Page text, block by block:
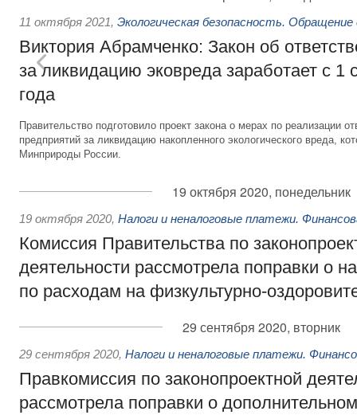
11 октября 2021, Экологическая безопасность.
Виктория Абрамченко: Закон об
за ликвидацию эковреда заработает с 1
года
Правительство подготовило проект закона о мерах по реализации
предприятий за ликвидацию накопленного экологического вреда,
Минприроды России.
19 октября 2020, понедельник
19 октября 2020, Налоги и неналоговые платежи.
Комиссия Правительства по
деятельности рассмотрела поправки о
по расходам на физкультурно-
29 сентября 2020, вторник
29 сентября 2020, Налоги и неналоговые платежи.
Правкомиссия по законопроектной
рассмотрела поправки о